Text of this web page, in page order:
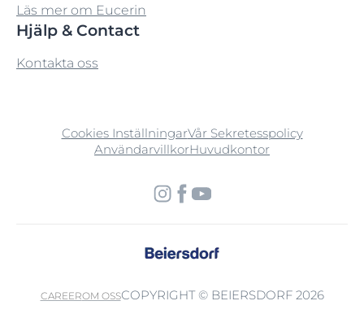
Läs mer om Eucerin
Hjälp & Contact
Kontakta oss
Cookies InställningarVår Sekretesspolicy
AnvändarvillkorHuvudkontor
CAREEROM OSSCOPYRIGHT © BEIERSDORF 2026